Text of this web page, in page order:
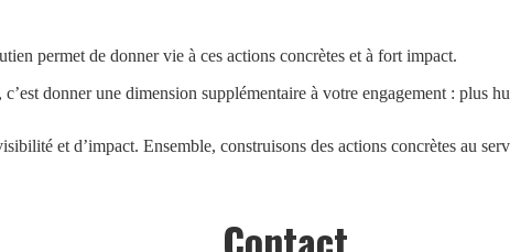
permet de donner vie à ces actions concrètes et à fort impact.
donner une dimension supplémentaire à votre engagement : plus
et d’impact. Ensemble, construisons des actions concrètes au
Contact